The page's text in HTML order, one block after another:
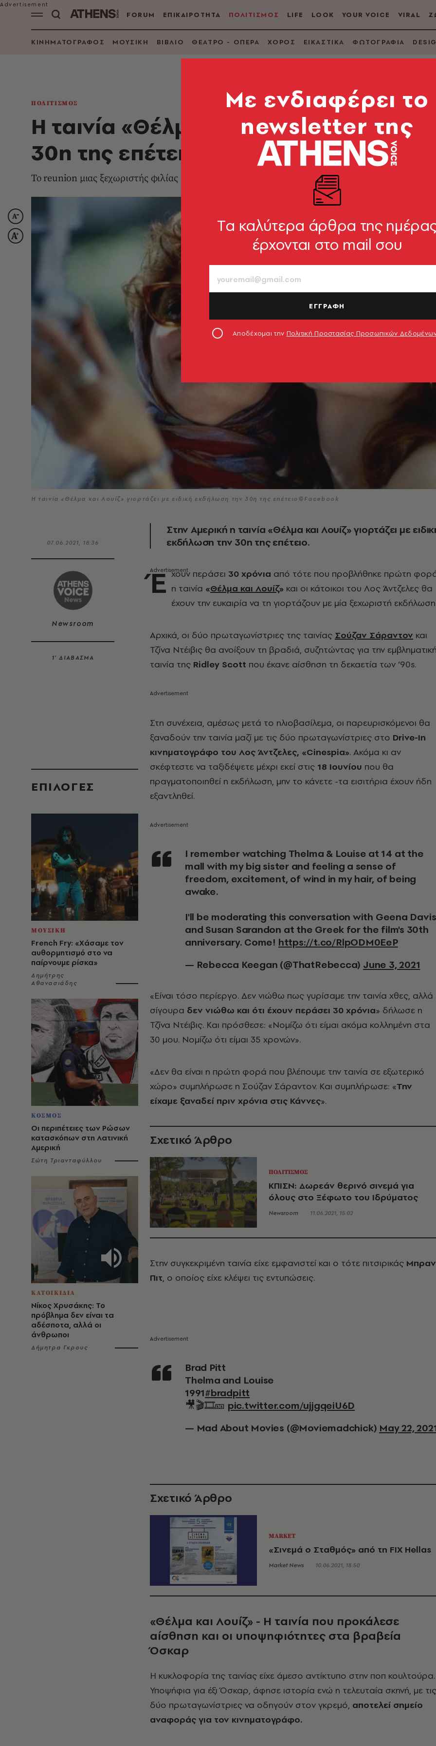
FORUM ΕΠΙΚΑΙΡΟΤΗΤΑ ΠΟΛΙΤΙΣΜΟΣ LIFE LOOK YOUR VOICE VIRAL
ΚΙΝΗΜΑΤΟΓΡΑΦΟΣ ΜΟΥΣΙΚΗ ΒΙΒΛΙΟ ΘΕΑΤΡΟ - ΟΠΕΡΑ ΧΟΡΟΣ ΕΙΚΑΣΤΙΚΑ ΦΩΤΟΓΡΑΦΙΑ
ΠΟΛΙΤΙΣΜΟΣ
Η ταινία «Θέλμα και Λουίζ» γιορτάζει
30η της επέτειο
Το reunion μιας ξεχωριστής φιλίας
H ταινία «Θέλμα και Λουίζ» γιορτάζει με ειδική εκδήλωση την 30η της επέτειο©Facebook
07.06.2021, 18:36
Newsroom
1’ ΔΙΑΒΑΣΜΑ
EΠΙΛΟΓΈΣ
ΜΟΥΣΙΚΗ
French Fry: «Χάσαμε τον
αυθορμητισμό στο να
παίρνουμε ρίσκα»
Δημήτρης
Αθανασιάδης
ΚΟΣΜΟΣ
Οι περιπέτειες των Ρώσων
κατασκόπων στη Λατινική
Αμερική
Σώτη Τριανταφύλλου
ΚΑΤΟΙΚΙΔΙΑ
Νίκος Χρυσάκης: Το
πρόβλημα δεν είναι τα
αδέσποτα, αλλά οι
άνθρωποι
Δήμητρα Γκρους
Στην Αμερική η ταινία «Θέλμα και Λουίζ» γιορτάζει με
εκδήλωση την 30η της επέτειο.
Έ χουν περάσει 30 χρόνια από τότε που προβλήθηκε πρώτη
η ταινία «Θέλμα και Λουίζ» και οι κάτοικοι του Λος Άντζελες θα
έχουν την ευκαιρία να τη γιορτάζουν με μία ξεχωριστή
Αρχικά, οι δύο πρωταγωνίστριες της ταινίας Σούζαν Σάραντον και
Τζίνα Ντέιβις θα ανοίξουν τη βραδιά, συζητώντας για την
ταινία της Ridley Scott που έκανε αίσθηση τη δεκαετία των ‘90s.
Στη συνέχεια, αμέσως μετά το ηλιοβασίλεμα, οι παρευρισκόμενοι θα
ξαναδούν την ταινία μαζί με τις δύο πρωταγωνίστριες στο Drive-In
κινηματογράφο του Λος Άντζελες, «Cinespia». Ακόμα κι αν
σκέφτεστε να ταξιδέψετε μέχρι εκεί στις 18 Ιουνίου που θα
πραγματοποιηθεί η εκδήλωση, μην το κάνετε -τα εισιτήρια έχουν ήδη
εξαντληθεί.
I remember watching Thelma & Louise at 14 at the
mall with my big sister and feeling a sense of
freedom, excitement, of wind in my hair, of being
awake.
I'll be moderating this conversation with Geena Davis
and Susan Sarandon at the Greek for the film's 30th
anniversary. Come! https://t.co/RlpODM0EeP
— Rebecca Keegan (@ThatRebecca) June 3, 2021
«Είναι τόσο περίεργο. Δεν νιώθω πως γυρίσαμε την ταινία χθες, αλλά
σίγουρα δεν νιώθω και ότι έχουν περάσει 30 χρόνια» δήλωσε η
Τζίνα Ντέιβις. Και πρόσθεσε: «Νομίζω ότι είμαι ακόμα κολλημένη στα
30 μου. Νομίζω ότι είμαι 35 χρονών».
«Δεν θα είναι η πρώτη φορά που βλέπουμε την ταινία σε εξωτερικό
χώρο» συμπλήρωσε η Σούζαν Σάραντον. Και συμπλήρωσε: «Την
είχαμε ξαναδεί πριν χρόνια στις Κάννες».
Σχετικό Άρθρο
ΠΟΛΙΤΙΣΜΟΣ
ΚΠΙΣΝ: Δωρεάν θερινό σινεμά για
όλους στο Ξέφωτο του Ιδρύματος
Newsroom 11.06.2021, 15:02
Στην συγκεκριμένη ταινία είχε εμφανιστεί και ο τότε πιτσιρικάς
Πιτ, ο οποίος είχε κλέψει τις εντυπώσεις.
Brad Pitt
Thelma and Louise
1991#bradpitt
🎥🎬🎞️🎫 pic.twitter.com/ujjgqeiU6D
— Mad About Movies (@Moviemadchick) May 22,
Σχετικό Άρθρο
MARKET
«Σινεμά ο Σταθμός» από τη FIX Hellas
Market News 10.06.2021, 18:50
«Θέλμα και Λουίζ» - Η ταινία που προκάλεσε
αίσθηση και οι υποψηφιότητες στα βραβεία
Όσκαρ
Η κυκλοφορία της ταινίας είχε άμεσο αντίκτυπο στην ποπ κουλτούρα.
Υποψήφια για έξι Όσκαρ, άφησε ιστορία ενώ η τελευταία σκηνή, με τις
δύο πρωταγωνίστριες να οδηγούν στον γκρεμό, αποτελεί σημείο
αναφοράς για τον κινηματογράφο.
Mε ενδιαφέρει το
newsletter της
Tα καλύτερα άρθρα της
έρχονται στο mail σου
ΕΓΓΡΑΦΗ
Αποδέχομαι την Πολιτική Προστασίας Προσωπικών